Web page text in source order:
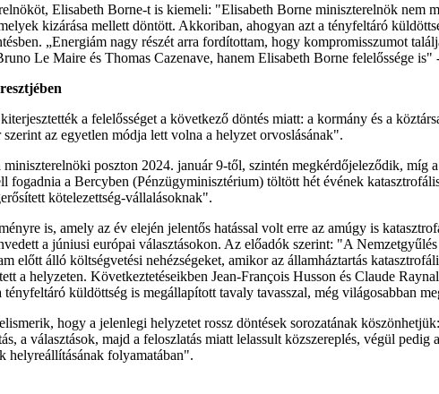
Elisabeth Borne-t is kiemeli: "Elisabeth Borne miniszterelnök nem
kizárása mellett döntött. Akkoriban, ahogyan azt a tényfeltáró
„Energiám nagy részét arra fordítottam, hogy kompromisszumot
Le Maire és Thomas Cazenave, hanem Elisabeth Borne felelőssége
a felelősséget a következő döntés miatt: a kormány és a
az egyetlen módja lett volna a helyzet orvoslásának".
poszton 2024. január 9-től, szintén megkérdőjeleződik,
fogadnia a Bercyben (Pénzügyminisztérium) töltött hét évének
kötelezettség-vállalásoknak".
is, amely az év elején jelentős hatással volt erre az amúgy is
a júniusi európai választásokon. Az előadók szerint: "A
előtt álló költségvetési nehézségeket, amikor az államháztartás
a helyzeten. Következtetéseikben Jean-François Husson és Claude
küldöttség is megállapított tavaly tavasszal, még világosabban
hogy a jelenlegi helyzetet rossz döntések sorozatának
a választások, majd a feloszlatás miatt lelassult közszereplés, végül
helyreállításának folyamatában".